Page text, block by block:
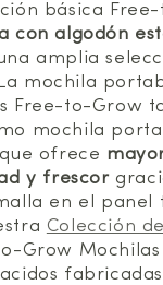
básica
con algodón
amplia
mochila
Free-to-Grow
mochila
ofrece
y frescor
en el panel
Colección
Grow